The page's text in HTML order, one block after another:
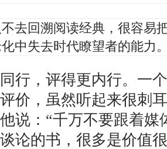
去回溯阅读经典，很容易
中失去时代瞭望者的能力
，评得更内行。一个
价，虽然听起来很刺
说：“千万不要跟着媒
论的书，很多是价值